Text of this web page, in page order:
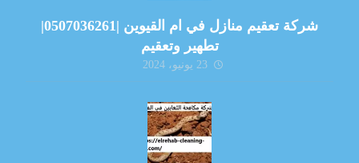
شركة تعقيم منازل في ام القيوين |0507036261|
تطهير وتعقيم
23 يونيو، 2024